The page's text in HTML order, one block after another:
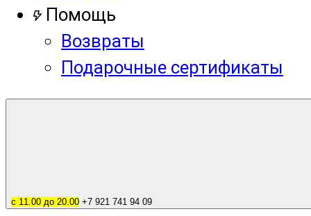
Помощь
Возвраты
Подарочные сертификаты
с 11.00 до 20.00 +7 921 741 94 09